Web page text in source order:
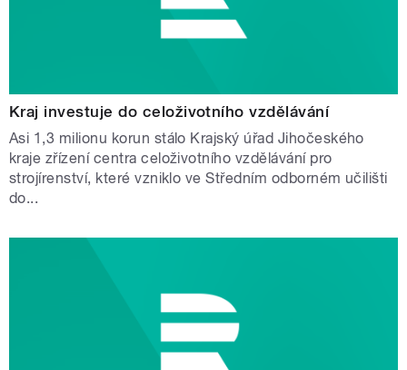
Kraj investuje do celoživotního vzdělávání
Asi 1,3 milionu korun stálo Krajský úřad Jihočeského
kraje zřízení centra celoživotního vzdělávání pro
strojírenství, které vzniklo ve Středním odborném učilišti
do...